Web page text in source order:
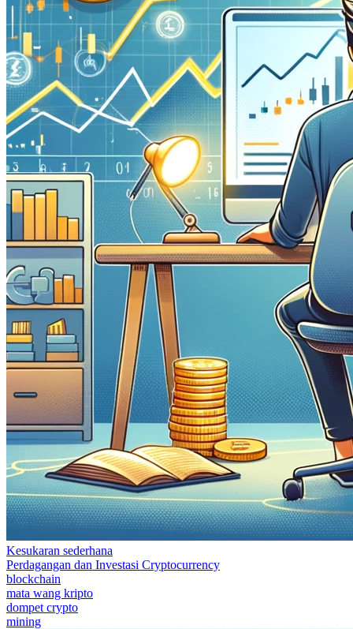
Kesukaran sederhana
Perdagangan dan Investasi Cryptocurrency
blockchain
mata wang kripto
dompet crypto
mining